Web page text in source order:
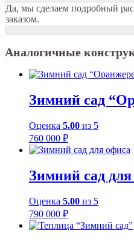
Да, мы сделаем подробный
заказом.
Аналогичные
Зимний сад
Оценка 5.00 из 5
760 000 ₽
Зимний сад
Оценка 5.00 из 5
790 000 ₽